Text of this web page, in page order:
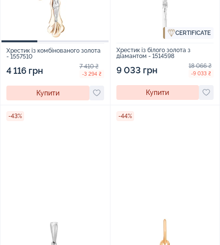
Хрестик із комбінованого золота
- 1557510
4 116 грн 7 410 ₴
-3 294 ₴
Купити
CERTIFICATE
Хрестик із білого золота з
діамантом - 1514598
9 033 грн 18 066 ₴
-9 033 ₴
Купити
-43% -44%